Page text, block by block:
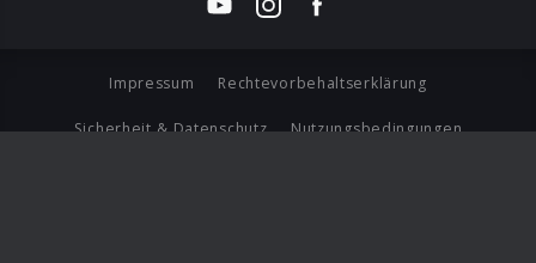
Impressum Rechtevorbehaltserklärung
Sicherheit & Datenschutz Nutzungsbedingungen